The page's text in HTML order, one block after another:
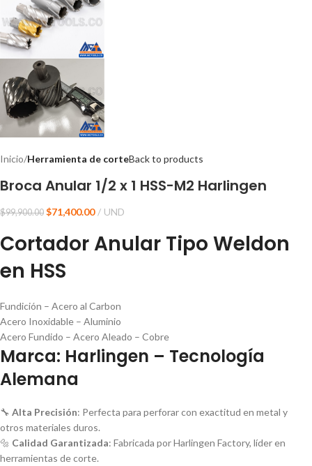
Inicio Herramienta de corteBack to products
Broca Anular 1/2 x 1 HSS-M2 Harlingen
$99,900.00 $71,400.00 UND
Cortador Anular Tipo Weldon
en HSS
Fundición – Acero al Carbon
Acero Inoxidable – Aluminio
Acero Fundido – Acero Aleado – Cobre
Marca: Harlingen – Tecnología
Alemana
🔧 Alta Precisión: Perfecta para perforar con exactitud en metal y
otros materiales duros.
🔩 Calidad Garantizada: Fabricada por Harlingen Factory, líder en
herramientas de corte.